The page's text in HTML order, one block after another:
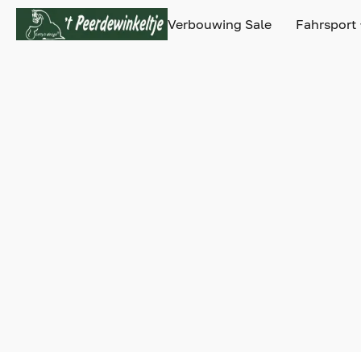
Verbouwing Sale Fahrsport